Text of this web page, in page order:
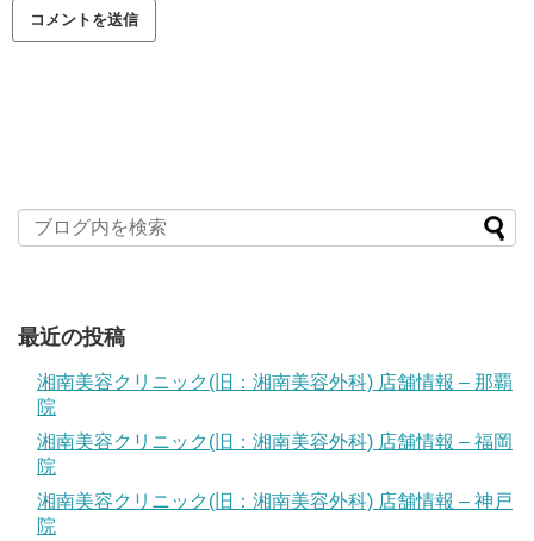
最近の投稿
湘南美容クリニック(旧：湘南美容外科) 店舗情報 – 那覇
院
湘南美容クリニック(旧：湘南美容外科) 店舗情報 – 福岡
院
湘南美容クリニック(旧：湘南美容外科) 店舗情報 – 神戸
院